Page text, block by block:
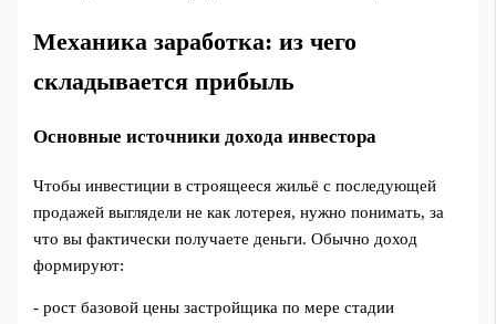
Механика заработка: из чего
складывается прибыль
Основные источники дохода инвестора
Чтобы инвестиции в строящееся жильё с последующей
продажей выглядели не как лотерея, нужно понимать, за
что вы фактически получаете деньги. Обычно доход
формируют:
- рост базовой цены застройщика по мере стадии